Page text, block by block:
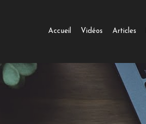
Accueil Vidéos Articles